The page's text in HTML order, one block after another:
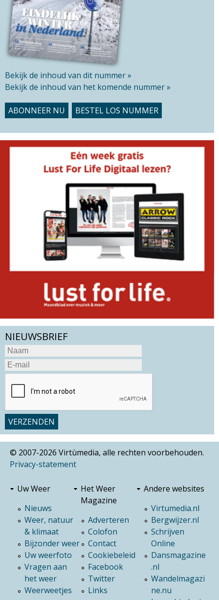
Bekijk de inhoud van dit nummer »
Bekijk de inhoud van het komende nummer »
ABONNEER NU BESTEL LOS NUMMER
NIEUWSBRIEF
© 2007-2026 Virtùmedia, alle rechten voorbehouden.
Privacy-statement
Uw Weer
Nieuws
Weer, natuur
& klimaat
Bijzonder weer
Uw weerfoto
Vragen aan
het weer
Weerweetjes
Het Weer
Magazine
Adverteren
Colofon
Contact
Cookiebeleid
Facebook
Twitter
Links
Andere websites
Virtumedia.nl
Bergwijzer.nl
Schrijven
Online
Dansmagazine
.nl
Wandelmagazi
ne.nu